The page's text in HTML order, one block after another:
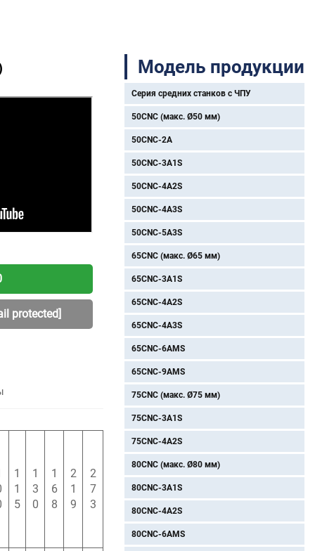
protected]
1
1
5
1
3
0
1
6
8
2
1
9
2
7
3
Модель продукции
Серия средних станков с ЧПУ
50CNC (макс. Ø50 мм)
50CNC-2A
50CNC-3A1S
50CNC-4A2S
50CNC-4A3S
50CNC-5A3S
65CNC (макс. Ø65 мм)
65CNC-3A1S
65CNC-4A2S
65CNC-4A3S
65CNC-6AMS
65CNC-9AMS
75CNC (макс. Ø75 мм)
75CNC-3A1S
75CNC-4A2S
80CNC (макс. Ø80 мм)
80CNC-3A1S
80CNC-4A2S
80CNC-6AMS